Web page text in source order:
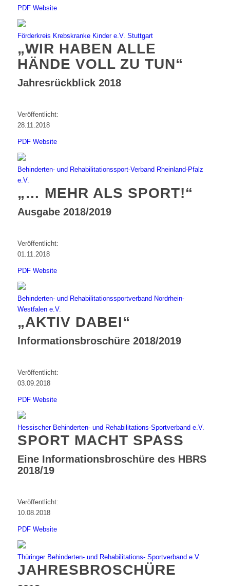
PDF Website
Förderkreis Krebskranke Kinder e.V. Stuttgart
„WIR HABEN ALLE
HÄNDE VOLL ZU TUN“
Jahresrückblick 2018
Veröffentlicht:
28.11.2018
PDF Website
Behinderten- und Rehabilitationssport-Verband Rheinland-Pfalz
e.V.
„… MEHR ALS SPORT!“
Ausgabe 2018/2019
Veröffentlicht:
01.11.2018
PDF Website
Behinderten- und Rehabilitationssportverband Nordrhein-
Westfalen e.V.
„AKTIV DABEI“
Informationsbroschüre 2018/2019
Veröffentlicht:
03.09.2018
PDF Website
Hessischer Behinderten- und Rehabilitations-Sportverband e.V.
SPORT MACHT SPASS
Eine Informationsbroschüre des HBRS
2018/19
Veröffentlicht:
10.08.2018
PDF Website
Thüringer Behinderten- und Rehabilitations- Sportverband e.V.
JAHRESBROSCHÜRE